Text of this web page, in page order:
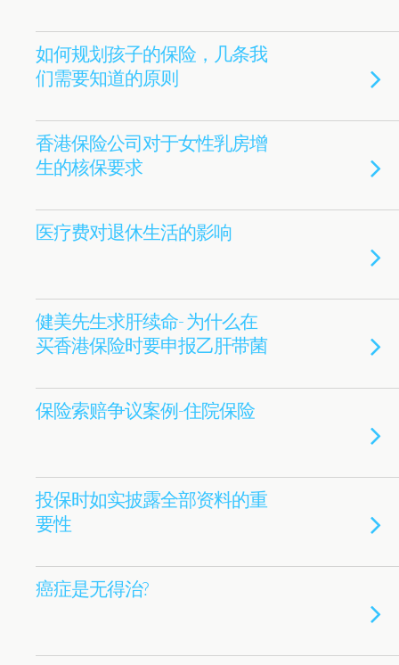
如何规划孩子的保险，几条我
们需要知道的原则
香港保险公司对于女性乳房增
生的核保要求
医疗费对退休生活的影响
健美先生求肝续命- 为什么在
买香港保险时要申报乙肝带菌
保险索赔争议案例-住院保险
投保时如实披露全部资料的重
要性
癌症是无得治?